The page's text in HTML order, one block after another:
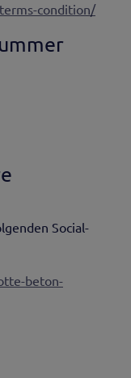
condition/
Social-
beton-